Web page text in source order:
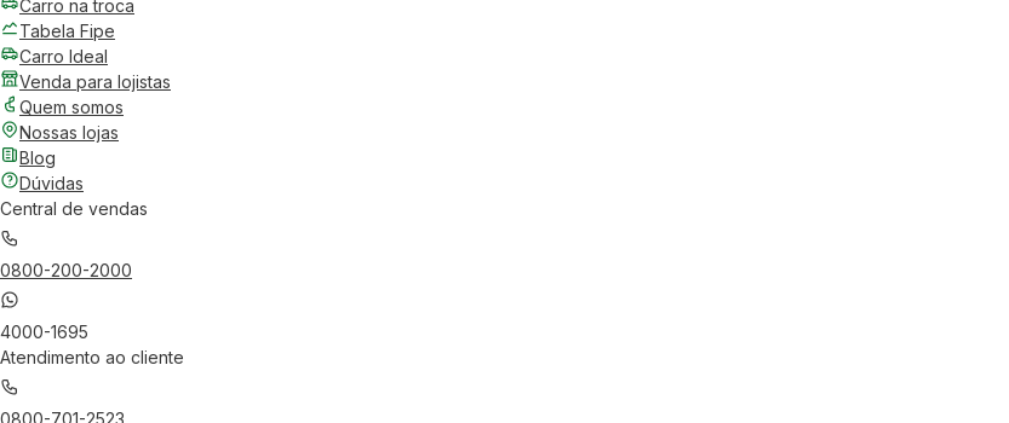
Carro na troca
Tabela Fipe
Carro Ideal
Venda para lojistas
Quem somos
Nossas lojas
Blog
Dúvidas
Central de vendas
0800-200-2000
4000-1695
Atendimento ao cliente
0800-701-2523